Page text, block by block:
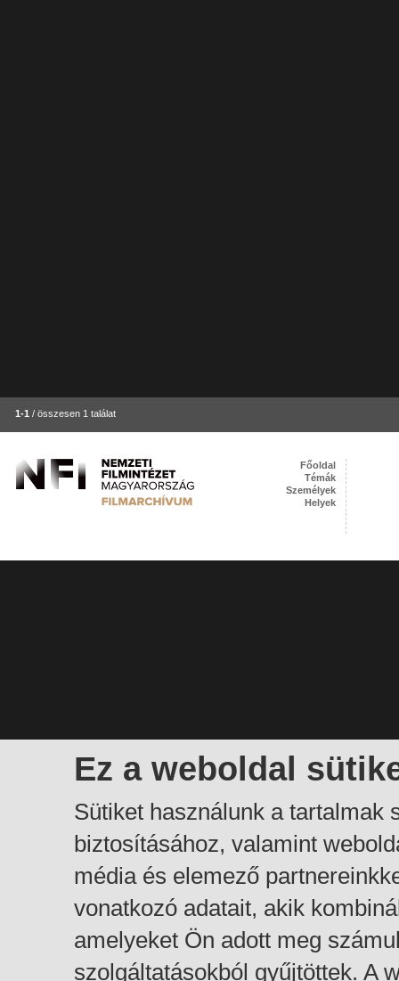
1-1 / összesen 1 találat
Ez a weboldal
Sütiket használunk a tartalmak
biztosításához, valamint
média és elemező
vonatkozó adatait, akik
amelyeket Ön adott meg
szolgáltatásokból gyűjtöttek. A
Főoldal
Témák
Személyek
Helyek